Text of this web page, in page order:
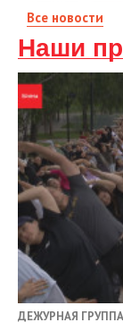
Все новости
Наши
ДЕЖУРНАЯ ГРУППА